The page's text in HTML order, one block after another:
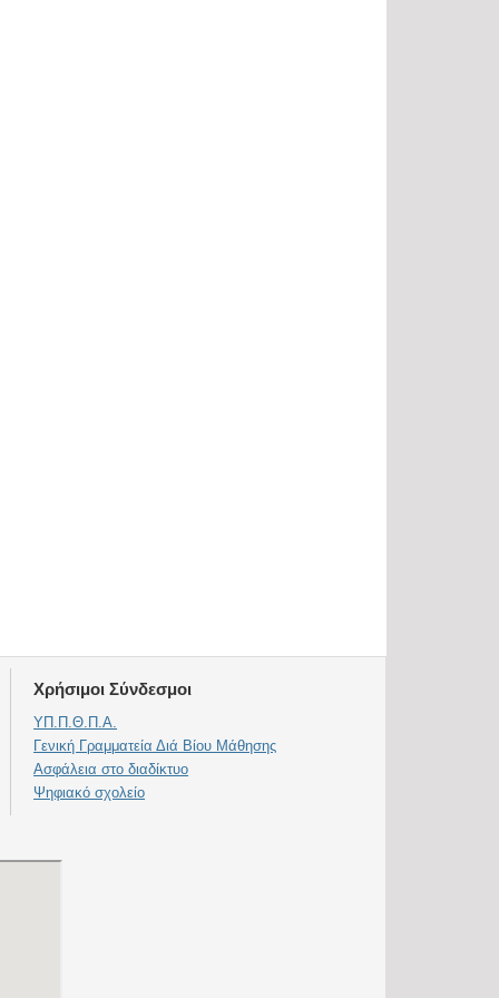
Χρήσιμοι Σύνδεσμοι
ΥΠ.Π.Θ.Π.Α.
Γενική Γραμματεία Διά Βίου Μάθησης
Ασφάλεια στο διαδίκτυο
Ψηφιακό σχολείο